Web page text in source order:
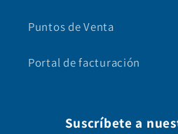
Puntos de Venta
Portal de facturación
Suscríbete a